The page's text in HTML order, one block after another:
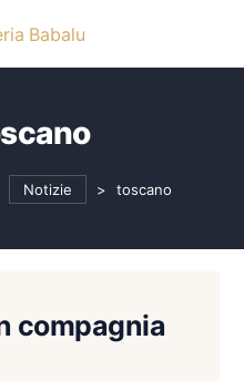
Notizie > toscano
compagnia